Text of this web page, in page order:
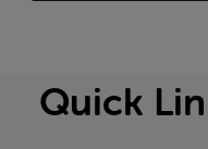
Quick